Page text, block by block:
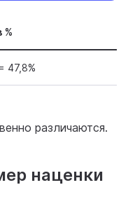
%
47,8%
различаются.
наценки